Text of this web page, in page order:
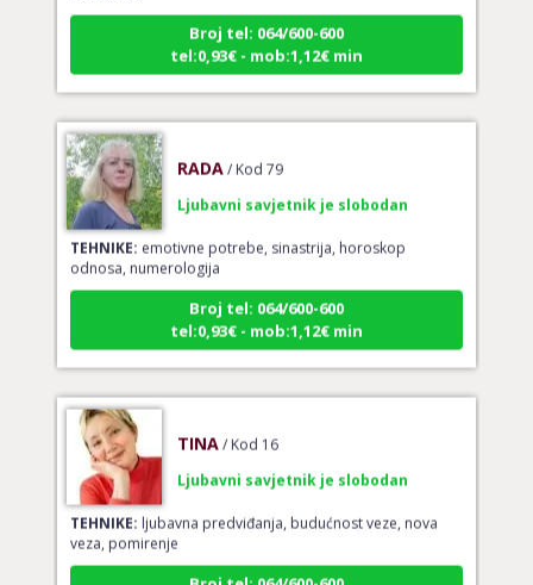
Broj tel: 064/600-600
tel:0,93€ - mob:1,12€ min
TEHNIKE:emotivne potrebe, sinastrija, horoskop
odnosa, numerologija
Broj tel: 064/600-600
tel:0,93€ - mob:1,12€ min
TEHNIKE:ljubavna predviđanja, budućnost veze, nova
veza, pomirenje
Broj tel: 064/600-600